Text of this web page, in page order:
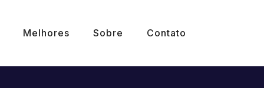
Melhores Sobre Contato